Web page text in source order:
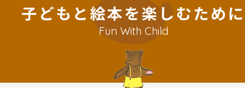
子どもと絵本を楽しむために
Fun With Child